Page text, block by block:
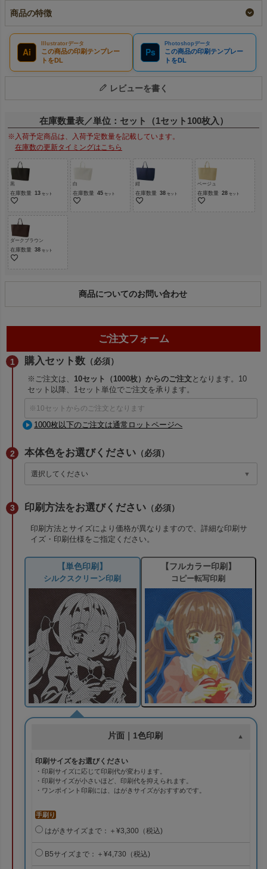
商品の特徴
Ai
Illustratorデータ
この商品の印刷テンプレー
トをDL
Ps
Photoshopデータ
この商品の印刷テンプレー
トをDL
レビューを書く
在庫数量表／単位：セット（1セット100枚入）
※入荷予定商品は、入荷予定数量を記載しています。
在庫数の更新タイミングはこちら
黒
在庫数量 13
白
在庫数量 45
紺
在庫数量 38
ベージュ
在庫数量 28
ダークブラウン
在庫数量 38
商品についてのお問い合わせ
ご注文フォーム
購入セット数 （必須）
※ご注文は、 10セット（1000枚）からのご注文となります。10
セット以降、1セット単位でご注文を承ります。
1000枚以下のご注文は通常ロットページへ
本体色をお選びください （必須）
印刷方法をお選びください （必須）
印刷方法とサイズにより価格が異なりますので、詳細な印刷サ
イズ・印刷仕様をご指定ください。
【単色印刷】
シルクスクリーン印刷
【フルカラー印刷】
コピー転写印刷
片面｜1色印刷
印刷サイズをお選びください
・印刷サイズに応じて印刷代が変わります。
・印刷サイズが小さいほど、印刷代を抑えられます。
・ワンポイント印刷には、はがきサイズがおすすめです。
手刷り
はがきサイズまで：＋¥3,300（税込)
B5サイズまで：＋¥4,730（税込)